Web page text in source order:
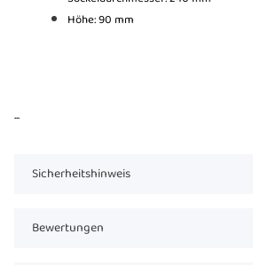
Höhe: 90 mm
...
Sicherheitshinweis
Bewertungen